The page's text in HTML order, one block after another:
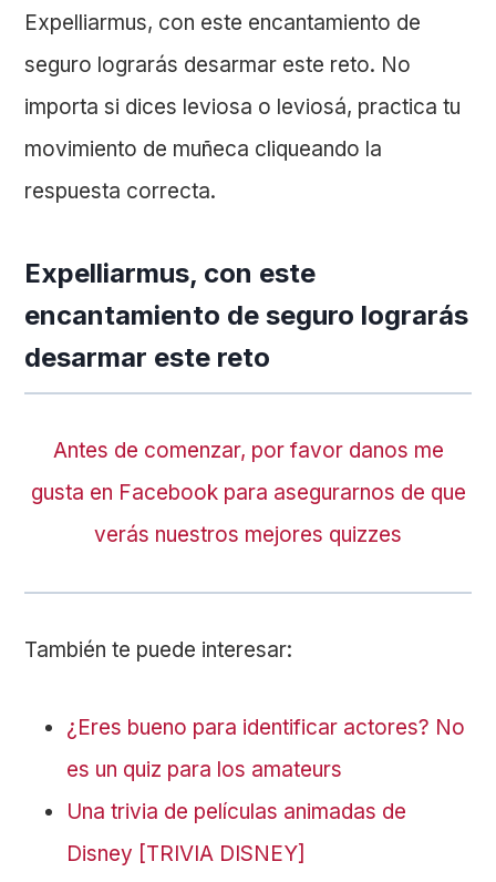
Expelliarmus, con este encantamiento de
seguro lograrás desarmar este reto. No
importa si dices leviosa o leviosá, practica tu
movimiento de muñeca cliqueando la
respuesta correcta.
Expelliarmus, con este
encantamiento de seguro lograrás
desarmar este reto
Antes de comenzar, por favor danos me
gusta en Facebook para asegurarnos de que
verás nuestros mejores quizzes
También te puede interesar:
¿Eres bueno para identificar actores? No
es un quiz para los amateurs
Una trivia de películas animadas de
Disney [TRIVIA DISNEY]